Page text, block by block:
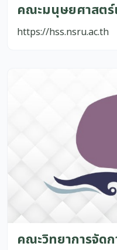
คณะมนุษยศาสต
https://hss.nsru.ac.th
คณะวิทยาการจัดก